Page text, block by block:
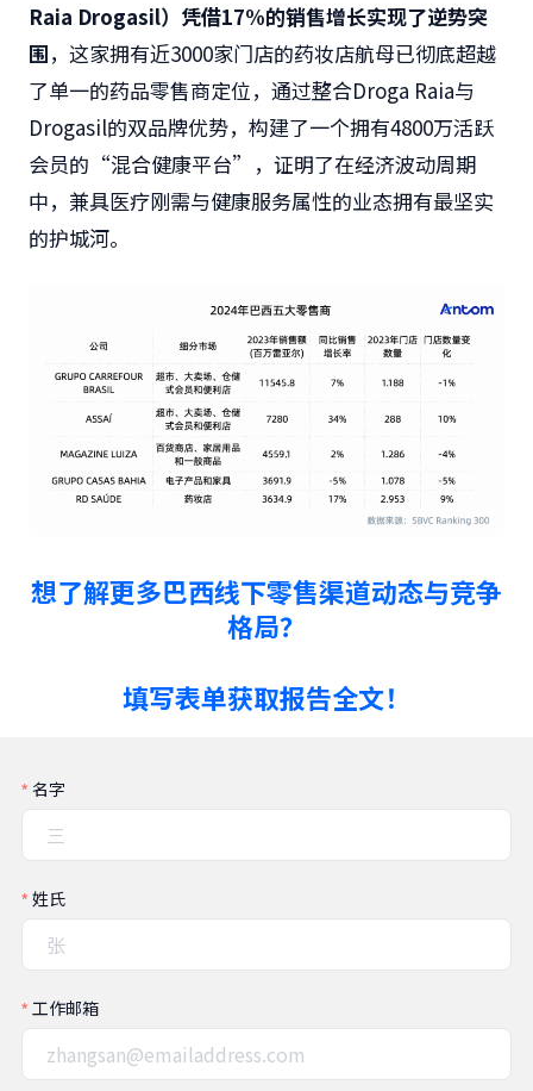
Raia Drogasil）凭借17%的销售增长实现了逆势突
围，这家拥有近3000家门店的药妆店航母已彻底超越
了单一的药品零售商定位，通过整合Droga Raia与
Drogasil的双品牌优势，构建了一个拥有4800万活跃
会员的“混合健康平台”，证明了在经济波动周期
中，兼具医疗刚需与健康服务属性的业态拥有最坚实
的护城河。
想了解更多巴西线下零售渠道动态与竞争
格局？
填写表单获取报告全文！
名字
姓氏
工作邮箱